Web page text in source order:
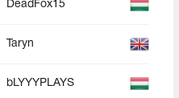
DeadFox15
Taryn
bLYYYPLAYS